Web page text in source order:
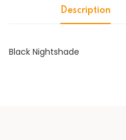
Description
Black Nightshade